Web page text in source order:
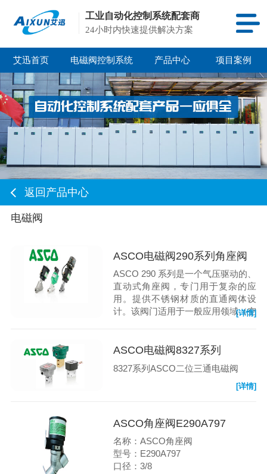
工业自动化控制系统配套商
24小时内快速提供解决方案
艾迅首页 电磁阀控制系统 产品中心 项目案例
返回产品中心
电磁阀
ASCO电磁阀290系列角座阀
ASCO 290 系列是一个气压驱动的、
直动式角座阀，专门用于复杂的应
用。提供不锈钢材质的直通阀体设
计。该阀门适用于一般应用领域（空
汽、热水和辅助流体。提供许多可选
功能，包括可视/电气阀位指示器或
行程限制器。
[详情]
ASCO电磁阀8327系列
8327系列ASCO二位三通电磁阀
[详情]
ASCO角座阀E290A797
名称：ASCO角座阀
型号：E290A797
口径：3/8